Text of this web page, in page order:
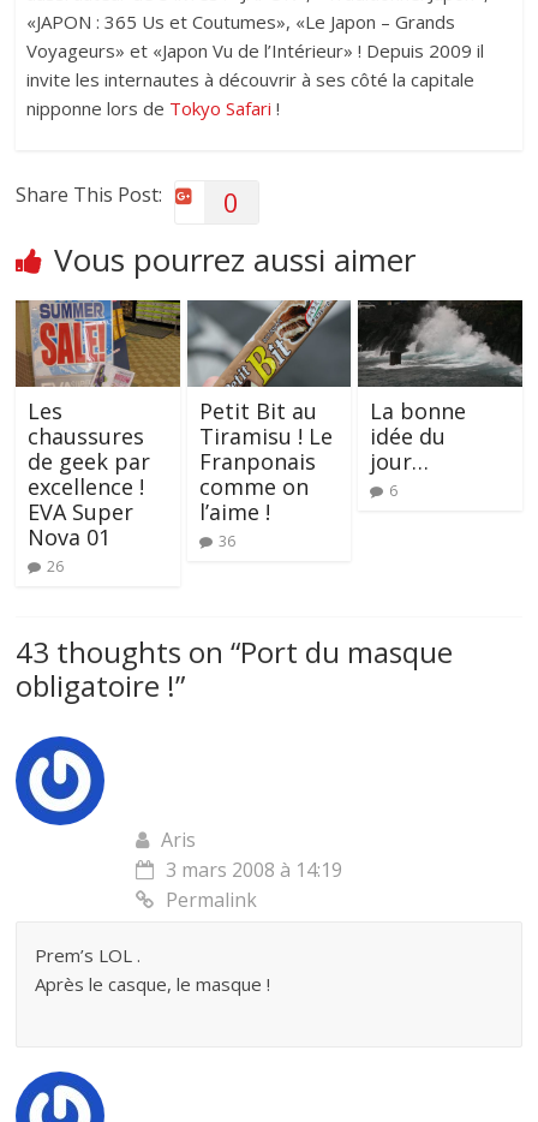
«JAPON : 365 Us et Coutumes», «Le Japon – Grands
Voyageurs» et «Japon Vu de l’Intérieur» ! Depuis 2009 il
invite les internautes à découvrir à ses côté la capitale
nipponne lors de Tokyo Safari !
Share This Post: 0
Vous pourrez aussi aimer
Les
chaussures
de geek par
excellence !
EVA Super
Nova 01
26
Petit Bit au
Tiramisu ! Le
Franponais
comme on
l’aime !
36
La bonne
idée du
jour…
6
43 thoughts on “Port du masque
obligatoire !”
Aris
3 mars 2008 à 14:19
Permalink
Prem’s LOL .
Après le casque, le masque !